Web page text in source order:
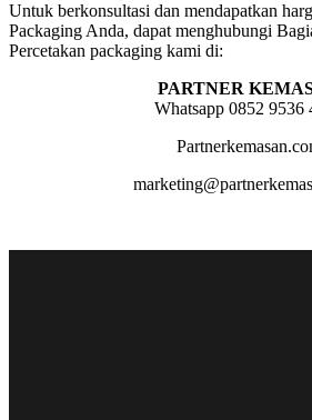
Untuk berkonsultasi dan mendapatkan
Packaging Anda, dapat menghubungi
Percetakan packaging kami di:
PARTNER
Whatsapp 0852 9536